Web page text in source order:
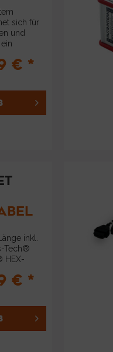
sich für
und
€ *
inkl.
Tech®
HEX-
€ *